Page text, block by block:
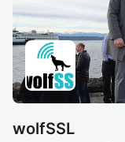
wolfSSL